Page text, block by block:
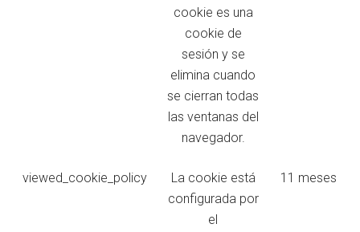
cookie es una
cookie de
sesión y se
elimina cuando
se cierran todas
las ventanas del
navegador.
viewed_cookie_policy
La cookie está
configurada por
el
11 meses